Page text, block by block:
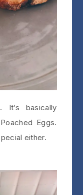
It’s basically
Eggs.
either.